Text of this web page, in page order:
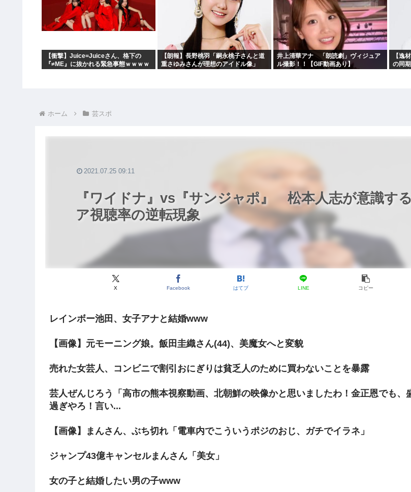
【衝撃】Juice=Juiceさん、格下の
『≠ME』に抜かれる緊急事態ｗｗｗｗ
【朗報】長野桃羽「嗣永桃子さんと道
重さゆみさんが理想のアイドル像」
井上清華アナ 「朗読劇」ヴィジュア
ル撮影！！【GIF動画あり】
【逸
の同
ホーム 芸スポ
『ワイドナ』vs『サンジャポ』 松本人志が意識す
ア視聴率の逆転現象
X Facebook はてブ LINE コピー
2021.07.25 09:11
レインボー池田、女子アナと結婚www
【画像】元モーニング娘。飯田圭織さん(44)、美魔女へと変貌
売れた女芸人、コンビニで割引おにぎりは貧乏人のために買わないことを暴露
芸人ぜんじろう「高市の熊本視察動画、北朝鮮の映像かと思いましたわ！金正恩でも、
過ぎやろ！言い...
【画像】まんさん、ぶち切れ「電車内でこういうポジのおじ、ガチでイラネ」
ジャンプ43億キャンセルまんさん「美女」
女の子と結婚したい男の子www